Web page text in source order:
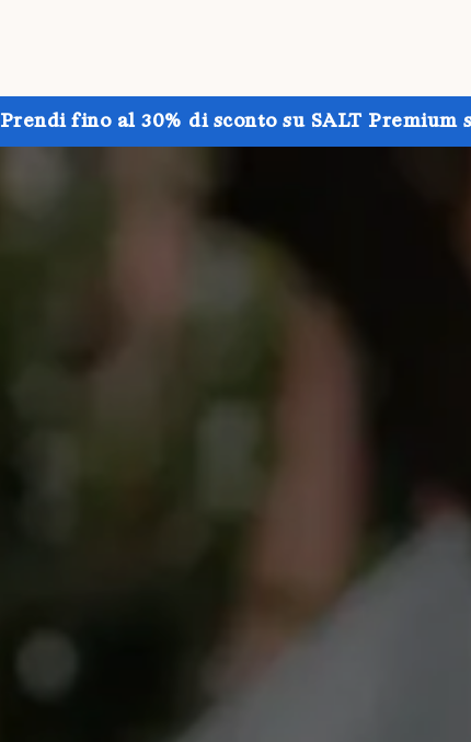
Prendi fino al 30% di sconto su SALT